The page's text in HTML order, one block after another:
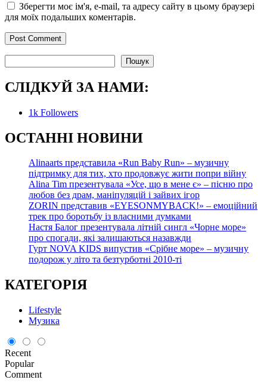
Зберегти моє ім'я, e-mail, та адресу сайту в цьому браузері
для моїх подальших коментарів.
Пошук
СЛІДКУЙ ЗА НАМИ:
1k Followers
ОСТАННІ НОВИНИ
Alinaarts представила «Run Baby Run» – музичну
підтримку для тих, хто продовжує жити попри війну
Alina Tim презентувала «Усе, що в мене є» – пісню про
любов без драм, маніпуляцій і зайвих ігор
ZORIN представив «EYESONMYBACK!» – емоційний
трек про боротьбу із власними думками
Настя Балог презентувала літній сингл «Чорне море»
про спогади, які залишаються назавжди
Гурт NOVA KIDS випустив «Срібне море» – музичну
подорож у літо та безтурботні 2010-ті
КАТЕГОРІЯ
Lifestyle
Музика
Recent
Popular
Comment